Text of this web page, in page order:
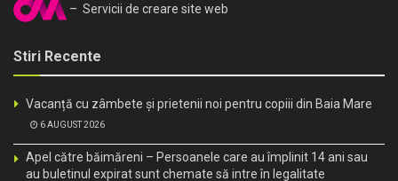
– Servicii de creare site web
Stiri Recente
Vacanță cu zâmbete și prietenii noi pentru copiii din Baia Mare
6 AUGUST 2026
Apel către băimăreni – Persoanele care au împlinit 14 ani sau
au buletinul expirat sunt chemate să intre în legalitate